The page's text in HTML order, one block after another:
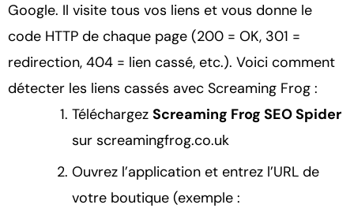
Google. Il visite tous vos liens et vous donne le
code HTTP de chaque page (200 = OK, 301 =
redirection, 404 = lien cassé, etc.). Voici comment
détecter les liens cassés avec Screaming Frog :
Téléchargez Screaming Frog SEO Spider
sur screamingfrog.co.uk
Ouvrez l’application et entrez l’URL de
votre boutique (exemple :